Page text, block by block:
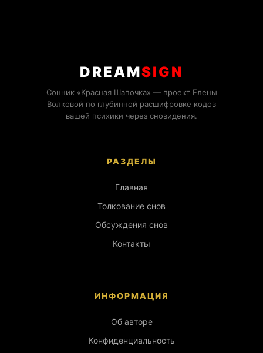
DREAMSIGN
Сонник «Красная Шапочка» — проект Елены
Волковой по глубинной расшифровке кодов
вашей психики через сновидения.
РАЗДЕЛЫ
Главная
Толкование снов
Обсуждения снов
Контакты
ИНФОРМАЦИЯ
Об авторе
Конфиденциальность